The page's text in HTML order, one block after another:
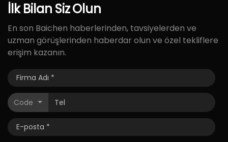
İlk Bilan SizOlun
En son Baichen haberlerinden, tavsiyelerden ve
uzman görüşlerinden haberdar olun ve özel tekliflere
erişim kazanın.
Code